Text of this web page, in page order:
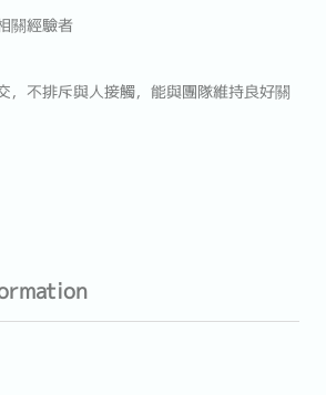
關經驗者
，不排斥與人接觸，能與團隊維持良好關